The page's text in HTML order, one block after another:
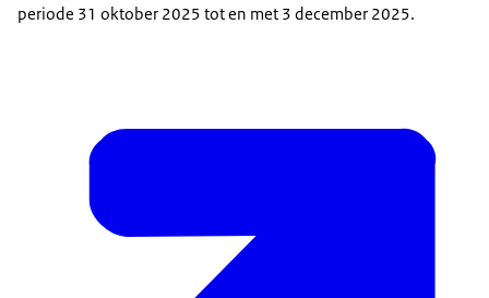
periode 31 oktober 2025 tot en met 3 december 2025.